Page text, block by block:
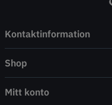
Kontaktinformation
Shop
Mitt konto